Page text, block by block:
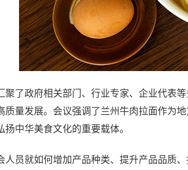
了政府相关部门、行业专家、企业代表
质量发展。会议强调了兰州牛肉拉面作为
扬中华美食文化的重要载体。
员就如何增加产品种类、提升产品品质